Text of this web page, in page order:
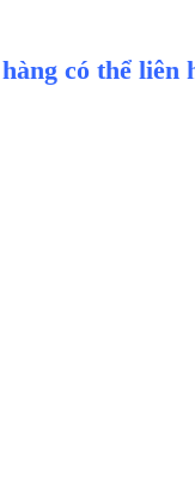
có thể liên